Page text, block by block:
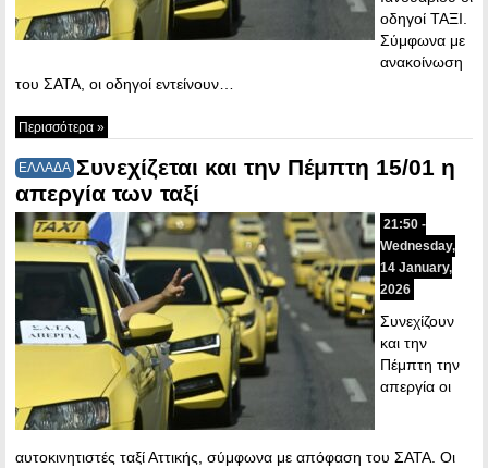
οδηγοί ΤΑΞΙ.
Σύμφωνα με
ανακοίνωση
του ΣΑΤΑ, οι οδηγοί εντείνουν…
Περισσότερα »
ΕΛΛΑΔΑ Συνεχίζεται και την Πέμπτη 15/01 η
απεργία των ταξί
21:50 -
Wednesday,
14 January,
2026
Συνεχίζουν
και την
Πέμπτη την
απεργία οι
αυτοκινητιστές ταξί Αττικής, σύμφωνα με απόφαση του ΣΑΤΑ. Οι